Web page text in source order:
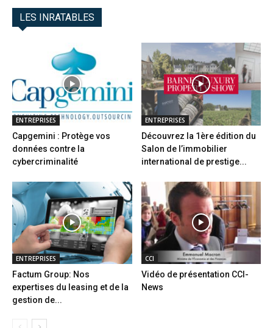
LES INRATABLES
ENTREPRISES
Capgemini : Protège vos
données contre la
cybercriminalité
ENTREPRISES
Découvrez la 1ère édition du
Salon de l’immobilier
international de prestige...
ENTREPRISES
Factum Group: Nos
expertises du leasing et de la
gestion de...
CCI
Vidéo de présentation CCI-
News